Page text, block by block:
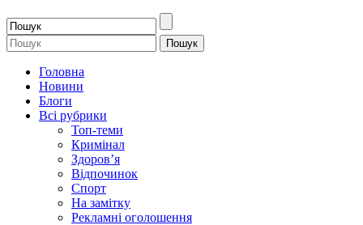
Головна
Новини
Блоги
Всі рубрики
Топ-теми
Кримінал
Здоров’я
Відпочинок
Спорт
На замітку
Рекламні оголошення